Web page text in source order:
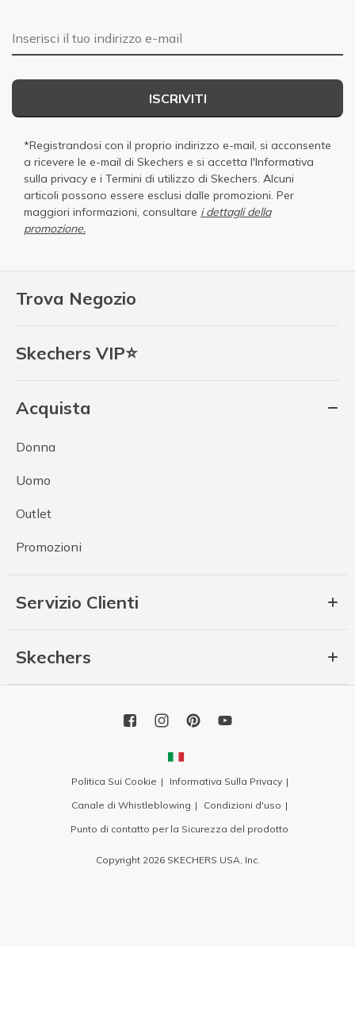
Trova Negozio
Skechers VIP⭐
Acquista
Donna
Uomo
Outlet
Promozioni
Servizio Clienti
Skechers
E-mail
ISCRIVITI
*Registrandosi con il proprio indirizzo e-mail, si acconsente
a ricevere le e-mail di Skechers e si accetta l'Informativa
sulla privacy e i Termini di utilizzo di Skechers . Alcuni
articoli possono essere esclusi dalle promozioni. Per
maggiori informazioni, consultare i dettagli della
promozione.
Politica Sui Cookie
Informativa Sulla Privacy
Canale di Whistleblowing
Condizioni d'uso
Punto di contatto per la Sicurezza del prodotto
Copyright 2026 SKECHERS USA, Inc.